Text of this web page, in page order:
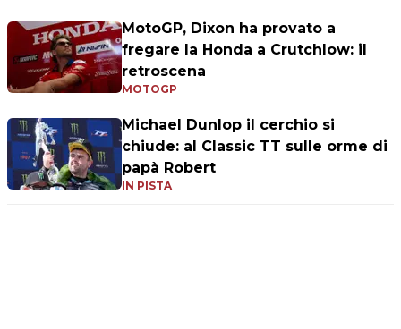
MotoGP, Dixon ha provato a
fregare la Honda a Crutchlow: il
retroscena
MOTOGP
Michael Dunlop il cerchio si
chiude: al Classic TT sulle orme di
papà Robert
IN PISTA